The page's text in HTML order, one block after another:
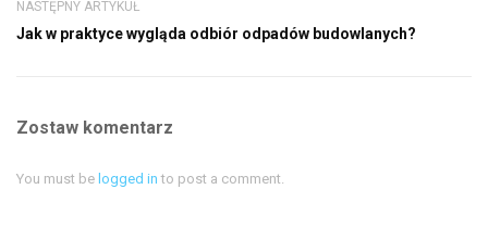
NASTĘPNY ARTYKUŁ
Jak w praktyce wygląda odbiór odpadów budowlanych?
Zostaw komentarz
You must be logged in to post a comment.